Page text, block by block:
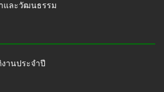
และวัฒนธรรม
านประจำปี